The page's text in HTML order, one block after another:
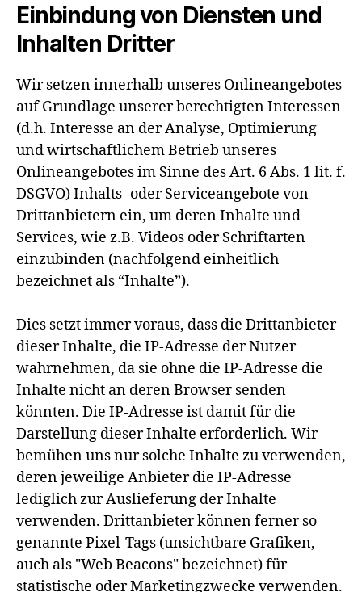
Einbindung von Diensten und
Inhalten Dritter
Wir setzen innerhalb unseres Onlineangebotes
auf Grundlage unserer berechtigten Interessen
(d.h. Interesse an der Analyse, Optimierung
und wirtschaftlichem Betrieb unseres
Onlineangebotes im Sinne des Art. 6 Abs. 1 lit. f.
DSGVO) Inhalts- oder Serviceangebote von
Drittanbietern ein, um deren Inhalte und
Services, wie z.B. Videos oder Schriftarten
einzubinden (nachfolgend einheitlich
bezeichnet als “Inhalte”).
Dies setzt immer voraus, dass die Drittanbieter
dieser Inhalte, die IP-Adresse der Nutzer
wahrnehmen, da sie ohne die IP-Adresse die
Inhalte nicht an deren Browser senden
könnten. Die IP-Adresse ist damit für die
Darstellung dieser Inhalte erforderlich. Wir
bemühen uns nur solche Inhalte zu verwenden,
deren jeweilige Anbieter die IP-Adresse
lediglich zur Auslieferung der Inhalte
verwenden. Drittanbieter können ferner so
genannte Pixel-Tags (unsichtbare Grafiken,
auch als "Web Beacons" bezeichnet) für
statistische oder Marketingzwecke verwenden.